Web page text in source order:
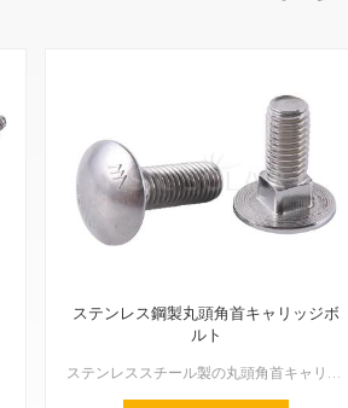
ステンレス鋼製丸頭角首キャリッジボ
ルト
ステンレススチール製の丸頭角首キャリッジボルトは、特殊なタイプのファスナーで、太陽光発電設備、建設プロジェクト、家具の組み立てなど、非常にしっかりとした接続が必要なあらゆる場面でよく見かけます。これら...